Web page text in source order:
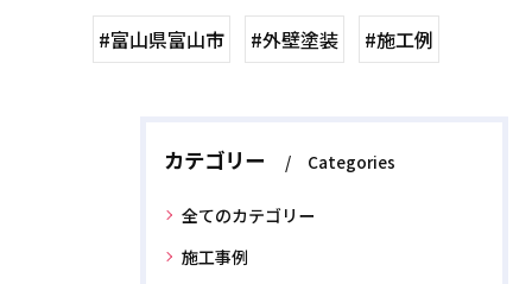
#富山県富山市 #外壁塗装 #施工例
カテゴリー Categories
全てのカテゴリー
施工事例